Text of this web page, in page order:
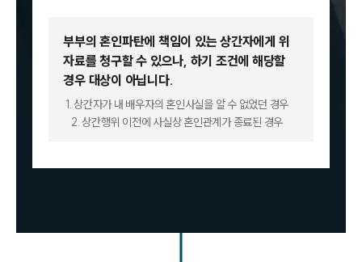
부부의 혼인파탄에 책임이 있는 상간자에게 위
자료를 청구할 수 있으나, 하기 조건에 해당할
경우 대상이 아닙니다.
1. 상간자가 내 배우자의 혼인사실을 알 수 없었던 경우
2. 상간행위 이전에 사실상 혼인관계가 종료된 경우